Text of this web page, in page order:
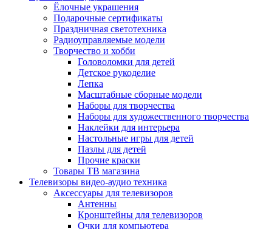
Ёлочные украшения
Подарочные сертификаты
Праздничная светотехника
Радиоуправляемые модели
Творчество и хобби
Головоломки для детей
Детское рукоделие
Лепка
Масштабные сборные модели
Наборы для творчества
Наборы для художественного творчества
Наклейки для интерьера
Настольные игры для детей
Пазлы для детей
Прочие краски
Товары ТВ магазина
Телевизоры видео-аудио техника
Аксессуары для телевизоров
Антенны
Кронштейны для телевизоров
Очки для компьютера